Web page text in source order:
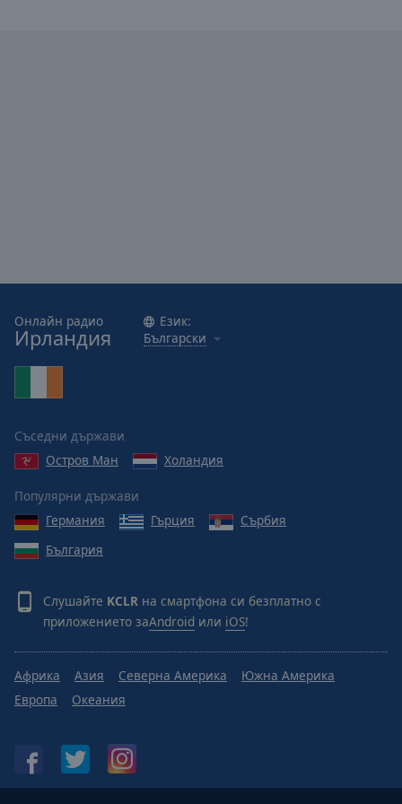
Font
Family
Close
Modal
Dialog
End
dialog
window.
Онлайн радио
Ирландия
Език:
Български
Съседни държави
Остров Ман
Холандия
Популярни държави
Германия
Гърция
Сърбия
България
Слушайте KCLR на смартфона си безплатно с
приложението заAndroid или iOS!
Африка Азия Северна Америка
Южна Америка
Европа
Океания